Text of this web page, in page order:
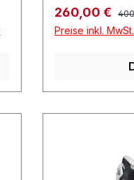
260,00 €
Preise inkl.